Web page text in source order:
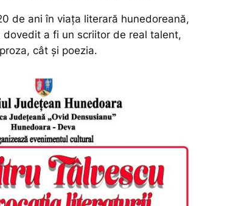
de ani în viața literară hunedoreană,
dovedit a fi un scriitor de real talent,
cât și poezia.